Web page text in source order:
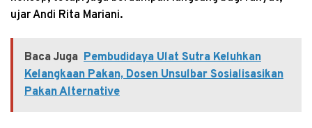
ujar Andi Rita Mariani.
Baca Juga Pembudidaya Ulat Sutra Keluhkan
Kelangkaan Pakan, Dosen Unsulbar Sosialisasikan
Pakan Alternative